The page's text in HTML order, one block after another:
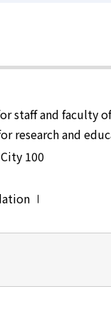
staff and faculty
and
100
∣